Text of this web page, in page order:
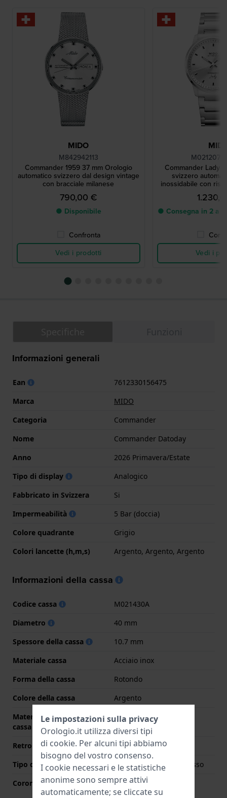
MIDO
M842942113
Commander 1959 37 mm Orologio
automatico svizzero dal design vintage
con bracciale milanese
790,00 €
● Disponibile
Confronta
Vedi i prodotti
Commander Lady
svizzero
inossidabile con
giorni
● Consegna in 2 a
Vedi i
Informazioni generali
Ean
7612330156475
Marca
MIDO
Categoria
Commander
Nome
Commander Datoday
Anno
2026 Primavera/Estate
Tipo di display
Analogico
Fabbricato in Svizzera
Si
Impermeabilità
5 Bar (doccia)
Colore quadrante
Grigio
Colori lancette (h,m,s)
Argento, Argento, Argento
Informazioni della cassa
Codice cassa
M021430A
Diametro
40 mm
Spessore della cassa
10.7 mm
Materiale cassa
Acciaio inox
Forma della cassa
Rotondo
Colore della cassa
Argento
Materiale del retro della
cassa
Acciaio inox
Retro cassa
Trasparente
Tipo di vetro
Zafiro doppio antirreflesso
Corona
Corona da estrarre
Le impostazioni sulla privacy
Orologio.it utilizza diversi tipi
di cookie. Per alcuni tipi abbiamo
bisogno del vostro consenso.
I cookie necessari e le statistiche
anonime sono sempre attivi
automaticamente; se cliccate su